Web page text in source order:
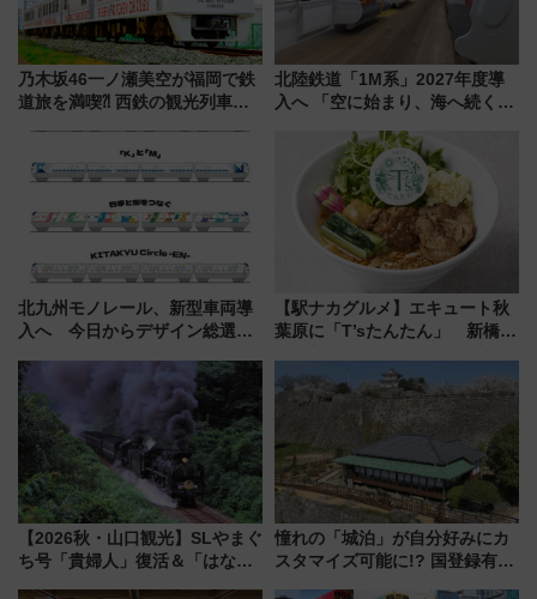
乃木坂46一ノ瀬美空が福岡で鉄
道旅を満喫⁈ 西鉄の観光列車
CHIKUGO」で巡る福岡･太宰
府･柳川の旅！YouTubeが公開
北陸鉄道「1M系」2027年度導
入へ 「空に始まり、海へ続く」
神秘的なデザイン
北九州モノレール、新型車両導
入へ 今日からデザイン総選挙
【駅ナカグルメ】エキュート秋
葉原に「T’sたんたん」 新橋に
饅」、オムライス専門店「肉と
たまご」新グルメ続々登場！
【2026年8月】
【2026秋・山口観光】SLやまぐ
ち号「貴婦人」復活＆「はなあ
憧れの「城泊」が自分好みにカ
スタマイズ可能に!? 国登録有形